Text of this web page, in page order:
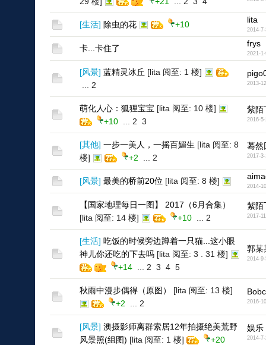
[生活] 除虫的花 +10 lita
2014-7-
卡...卡住了 frys
2021-1-
[风景] 蓝精灵冰丘 [lita 阅至: 1 楼]
2 2013-
萌化人心：狐狸宝宝 [lita 阅至: 10 楼]
+10
2 3
紫陌
2016-
[其他] 一步一美人，一摇百媚生 [lita 阅至: 8
楼]
+2 2
蓦然
2017-
[风景] 最美的桥前20位 [lita 阅至: 8 楼]
2014-
【国家地理每日一图】 2017（6月合集）
[lita 阅至: 14 楼]
+10 2
紫陌
2017-
[生活] 吃饭的时候旁边蹲着一只猫...这小眼
神儿你还吃的下去吗 [lita 阅至: 3 . 31 楼]
+14
2 3 4 5
郭某
2014-9-
秋雨中漫步偶得（原图）
[lita 阅至: 13 楼]
+2
2 2016-
[风景] 澳摄影师离群索居12年拍摄绝美荒野
风景照(组图) [lita 阅至: 1 楼] +20
娱乐
2014-